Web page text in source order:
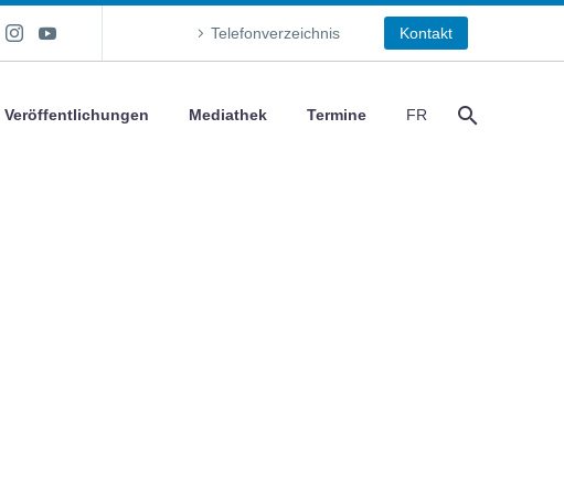
Telefonverzeichnis Kontakt
Veröffentlichungen Mediathek Termine FR